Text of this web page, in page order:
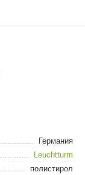
Германия
Leuchtturm
полистирол